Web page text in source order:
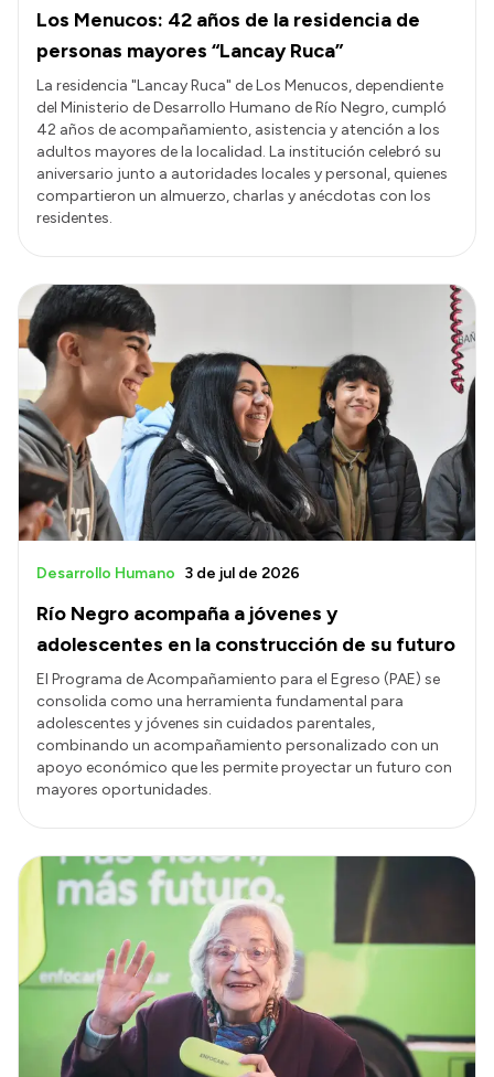
Los Menucos: 42 años de la residencia de
personas mayores “Lancay Ruca”
La residencia "Lancay Ruca" de Los Menucos, dependiente
del Ministerio de Desarrollo Humano de Río Negro, cumpló
42 años de acompañamiento, asistencia y atención a los
adultos mayores de la localidad. La institución celebró su
aniversario junto a autoridades locales y personal, quienes
compartieron un almuerzo, charlas y anécdotas con los
residentes.
Río Negro acompaña a jóvenes y
adolescentes en la construcción de su futuro
Desarrollo Humano 3 de jul de 2026
El Programa de Acompañamiento para el Egreso (PAE) se
consolida como una herramienta fundamental para
adolescentes y jóvenes sin cuidados parentales,
combinando un acompañamiento personalizado con un
apoyo económico que les permite proyectar un futuro con
mayores oportunidades.